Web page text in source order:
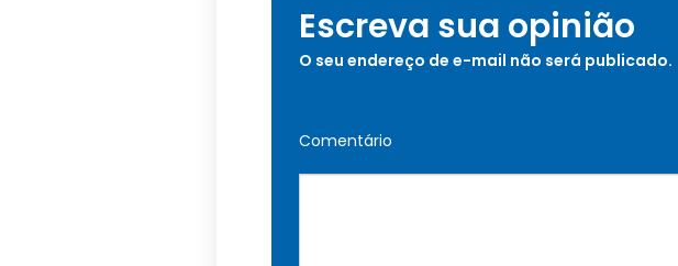
Escreva sua opinião
O seu endereço de e-mail não será publicado.
Comentário